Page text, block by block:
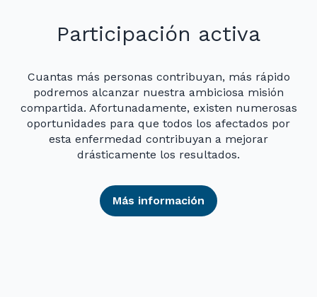
Participación activa
Cuantas más personas contribuyan, más rápido
podremos alcanzar nuestra ambiciosa misión
compartida. Afortunadamente, existen numerosas
oportunidades para que todos los afectados por
esta enfermedad contribuyan a mejorar
drásticamente los resultados.
Más información